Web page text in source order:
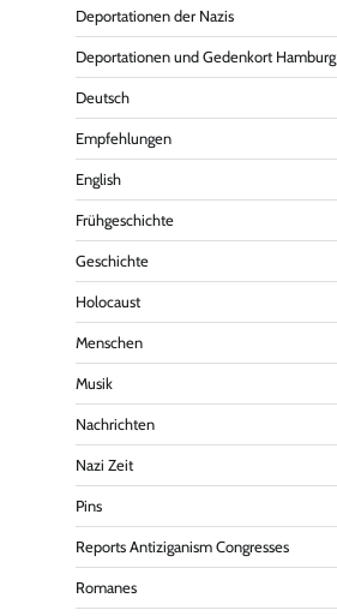
Deportationen der Nazis
Deportationen und Gedenkort Hamburg
Deutsch
Empfehlungen
English
Frühgeschichte
Geschichte
Holocaust
Menschen
Musik
Nachrichten
Nazi Zeit
Pins
Reports Antiziganism Congresses
Romanes